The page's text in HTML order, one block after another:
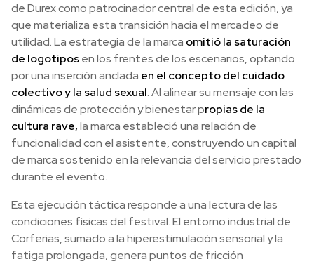
de Durex como patrocinador central de esta edición, ya
que materializa esta transición hacia el mercadeo de
utilidad. La estrategia de la marca omitió la saturación
de logotiposen los frentes de los escenarios, optando
por una inserción anclada en el concepto del cuidado
colectivo y la salud sexual. Al alinear su mensaje con las
dinámicas de protección y bienestar propias de la
cultura rave,la marca estableció una relación de
funcionalidad con el asistente, construyendo un capital
de marca sostenido en la relevancia del servicio prestado
durante el evento.
Esta ejecución táctica responde a una lectura de las
condiciones físicas del festival. El entorno industrial de
Corferias, sumado a la hiperestimulación sensorial y la
fatiga prolongada, genera puntos de fricción